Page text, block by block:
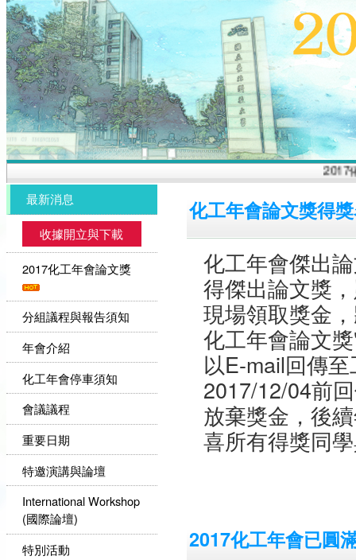
2017化
最新消息
收據開立與下載
2017化工年會論文獎
分組議程與報告須知
年會介紹
化工年會停車須知
會議議程
重要日期
特邀演講與論壇
International Workshop
(國際論壇)
特別活動
化工年會論文獎得
化工年會傑出
得傑出論文獎
現場領取獎金
化工年會論文
以E-mail回傳
2017/12/04前
放棄獎金，後
喜所有得獎同
2017化工年會已圓